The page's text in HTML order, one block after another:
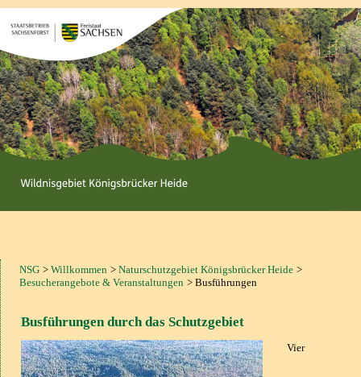
NSG Willkommen
Naturschutzgebiet Königsbrücker Heide
Besucherangebote & Veranstaltungen
Busführungen
Busführungen durch das Schutzgebiet
Vier